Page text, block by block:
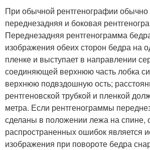
При обычной рентгенографии обычно
переднезадняя и боковая
Переднезадняя рентгенограмма
изображения обеих сторон бедра на
пленке и выступает в направлении
соединяющей верхнюю часть лобка
верхнюю подвздошную ость;
рентгеновской трубкой и пленкой
метра. Если рентгенограммы
сделаны в положении лежа на спине,
распространенных ошибок является
изображения при повороте бедра